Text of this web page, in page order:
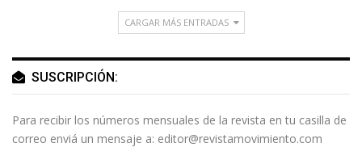
CARGAR MÁS ENTRADAS
SUSCRIPCIÓN:
Para recibir los números mensuales de la revista en tu casilla de
correo enviá un mensaje a: editor@revistamovimiento.com